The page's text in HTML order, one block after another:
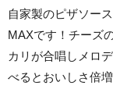
自家製のピザソー
MAXです！チーズ
カリが合唱しメロ
べるとおいしさ倍